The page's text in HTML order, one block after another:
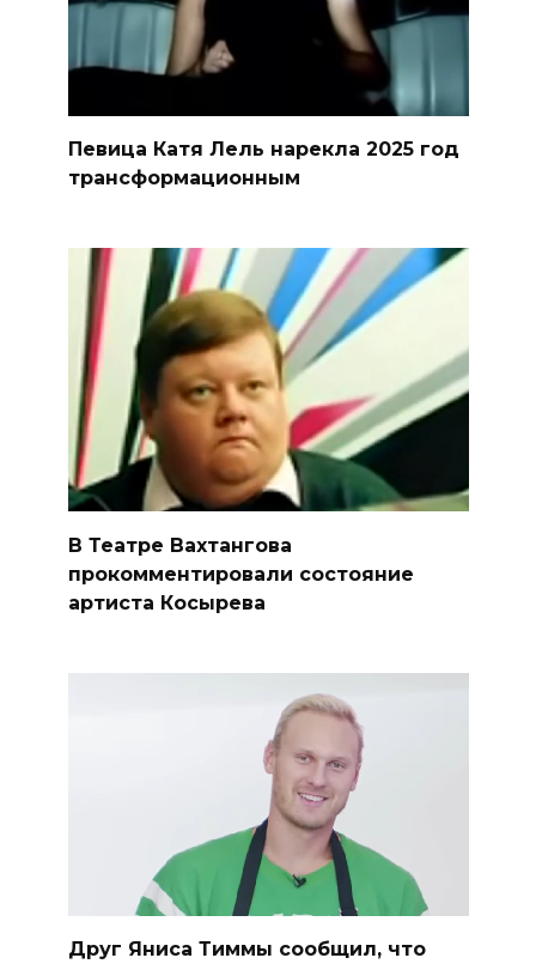
Певица Катя Лель нарекла 2025 год
трансформационным
В Театре Вахтангова
прокомментировали состояние
артиста Косырева
Друг Яниса Тиммы сообщил, что